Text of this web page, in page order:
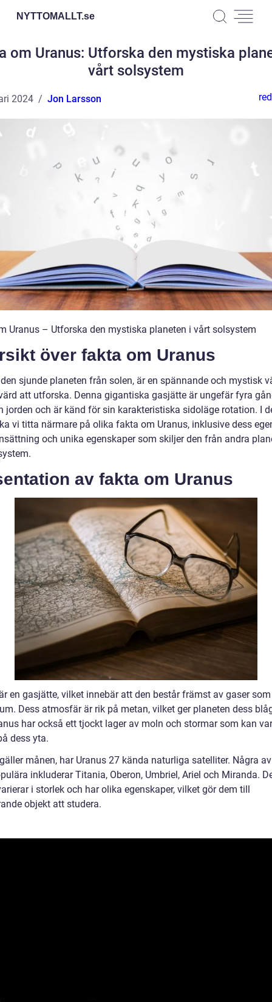
NYTTOMALLT.se
om Uranus: Utforska den mystiska
vårt solsystem
2024 Jon Larsson
Uranus – Utforska den mystiska planeten i vårt solsystem
över fakta om Uranus
sjunde planeten från solen, är en spännande och mystisk
att utforska. Denna gigantiska gasjätte är ungefär fyra
jorden och är känd för sin karakteristiska sidoläge rotation. I
vi titta närmare på olika fakta om Uranus, inklusive dess
och unika egenskaper som skiljer den från andra
av fakta om Uranus
en gasjätte, vilket innebär att den består främst av gaser
Dess atmosfär är rik på metan, vilket ger planeten dess
har också ett tjockt lager av moln och stormar som kan
dess yta.
månen, har Uranus 27 kända naturliga satelliter. Några
inkluderar Titania, Oberon, Umbriel, Ariel och Miranda.
i storlek och har olika egenskaper, vilket gör dem till
objekt att studera.